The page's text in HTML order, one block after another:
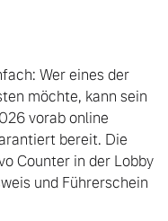
Wer eines der
möchte, kann sein
vorab online
bereit. Die
Counter in der Lobby
und Führerschein